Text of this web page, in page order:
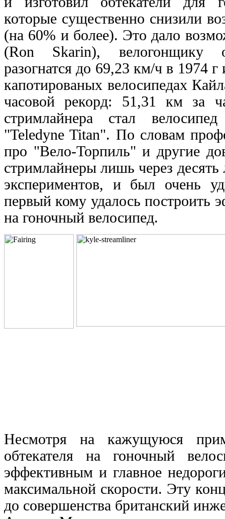
которые существенно снизили
(на 60% и более). Это дало
(Ron Skarin), велогонщику
разогнатся до 69,23 км/ч в 1974
капотированых велосипедах
часовой рекорд: 51,31 км за
стримлайнера стал
"Teledyne Titan". По словам
про "Вело-Торпиль" и другие
стримлайнеры лишь через десять
экспериментов, и был очень
первый кому удалось построить
на гоночный велосипед.
Несмотря на кажущуюся
обтекателя на гоночный
эффективным и главное
максимальной скорости. Эту
до совершенства британский